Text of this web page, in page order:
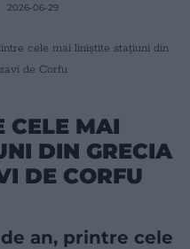
2026-06-29
cele mai liniștite stațiuni din
de Corfu
CELE MAI
DIN GRECIA
DE CORFU
an, printre cele